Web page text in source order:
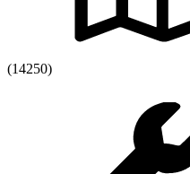
(14250)